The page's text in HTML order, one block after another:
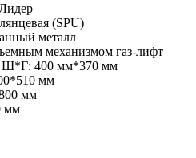
(SPU)
металл
механизмом газ-лифт
Ш*Г: 400 мм*370 мм
мм
мм
мм